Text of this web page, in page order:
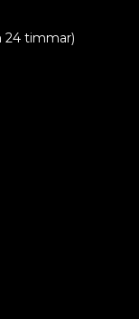
24 timmar)